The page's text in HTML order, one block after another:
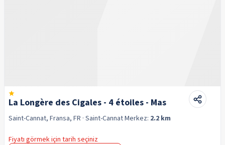
La Longère des Cigales - 4 étoiles - Mas
Saint-Cannat, Fransa, FR · Saint-CannatMerkez: 2.2 km
Fiyatı görmek için tarih seçiniz